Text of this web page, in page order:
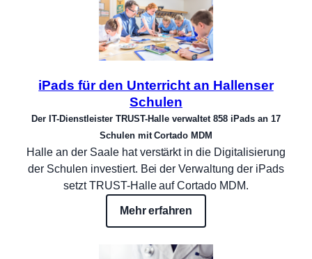
iPads für den Unterricht an Hallenser
Schulen
Der IT-Dienstleister TRUST-Halle verwaltet 858 iPads an 17
Schulen mit Cortado MDM
Halle an der Saale hat verstärkt in die Digitalisierung
der Schulen investiert. Bei der Verwaltung der iPads
setzt TRUST-Halle auf Cortado MDM.
Mehr erfahren